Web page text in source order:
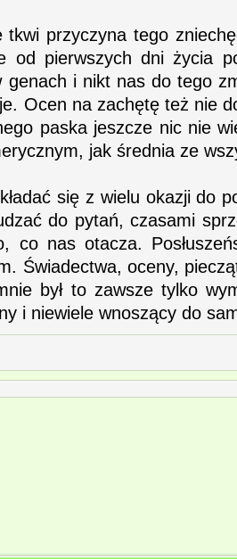
tkwi przyczyna tego
od pierwszych dni życia
genach i nikt nas do tego
Ocen na zachętę też nie
paska jeszcze nic nie
jak średnia ze
się z wielu okazji do
do pytań, czasami
co nas otacza.
Świadectwa, oceny,
był to zawsze tylko
i niewiele wnoszący do